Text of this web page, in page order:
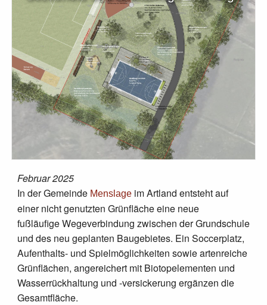
Februar 2025
In der Gemeinde Menslageim Artland entsteht auf
einer nicht genutzten Grünfläche eine neue
fußläufige Wegeverbindung zwischen der Grundschule
und des neu geplanten Baugebietes. Ein Soccerplatz,
Aufenthalts- und Spielmöglichkeiten sowie artenreiche
Grünflächen, angereichert mit Biotopelementen und
Wasserrückhaltung und -versickerung ergänzen die
Gesamtfläche.